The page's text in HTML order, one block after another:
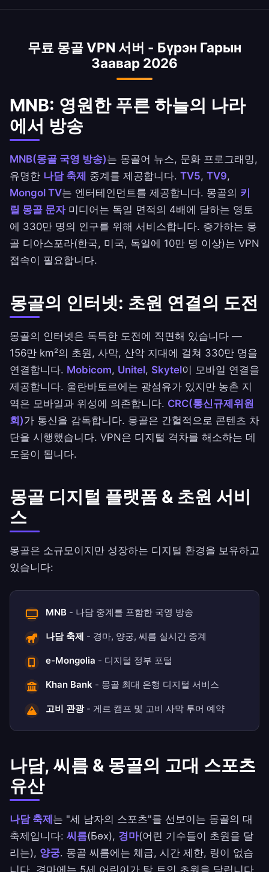
아 라우팅에 대한 접속을 제공합니다. 몽골은 세계
다 — 진정한 몽골 서버를 제공하는 제공업체는 거
무료 몽골 VPN 서버 - Бүрэн Гарын
Заавар 2026
MNB: 영원한 푸른 하늘의 나라
에서 방송
MNB(몽골 국영 방송)는 몽골어 뉴스, 문화 프로그래밍,
유명한 나담 축제 중계를 제공합니다. TV5, TV9,
Mongol TV는 엔터테인먼트를 제공합니다. 몽골의 키
릴 몽골 문자미디어는 독일 면적의 4배에 달하는 영토
에 330만 명의 인구를 위해 서비스합니다. 증가하는 몽
골 디아스포라(한국, 미국, 독일에 10만 명 이상)는 VPN
접속이 필요합니다.
몽골의 인터넷: 초원 연결의 도전
몽골의 인터넷은 독특한 도전에 직면해 있습니다 —
156만 km²의 초원, 사막, 산악 지대에 걸쳐 330만 명을
연결합니다. Mobicom, Unitel, Skytel이 모바일 연결을
제공합니다. 울란바토르에는 광섬유가 있지만 농촌 지
역은 모바일과 위성에 의존합니다. CRC(통신규제위원
회)가 통신을 감독합니다. 몽골은 간헐적으로 콘텐츠 차
단을 시행했습니다. VPN은 디지털 격차를 해소하는 데
도움이 됩니다.
몽골 디지털 플랫폼 & 초원 서비
스
몽골은 소규모이지만 성장하는 디지털 환경을 보유하고
있습니다:
MNB - 나담 중계를 포함한 국영 방송
나담 축제 - 경마, 양궁, 씨름 실시간 중계
e-Mongolia - 디지털 정부 포털
Khan Bank - 몽골 최대 은행 디지털 서비스
고비 관광- 게르 캠프 및 고비 사막 투어 예약
나담, 씨름 & 몽골의 고대 스포츠
유산
나담 축제 는 "세 남자의 스포츠"를 선보이는 몽골의 대
축제입니다: 씨름(Бөх), 경마(어린 기수들이 초원을 달
리는), 양궁. 몽골 씨름에는 체급, 시간 제한, 링이 없습